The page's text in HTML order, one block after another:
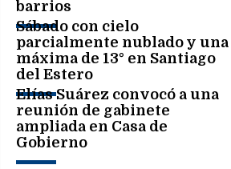
barrios
Sábado con cielo
parcialmente nublado y una
máxima de 13° en Santiago
del Estero
Elías Suárez convocó a una
reunión de gabinete
ampliada en Casa de
Gobierno